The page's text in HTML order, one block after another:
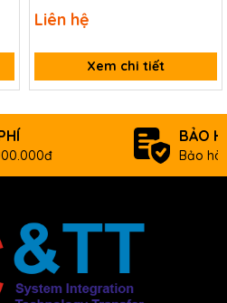
I/O ICP DAS WP-8129-CE7 CR
Liên hệ
Xem chi tiết
BẢO
Bảo